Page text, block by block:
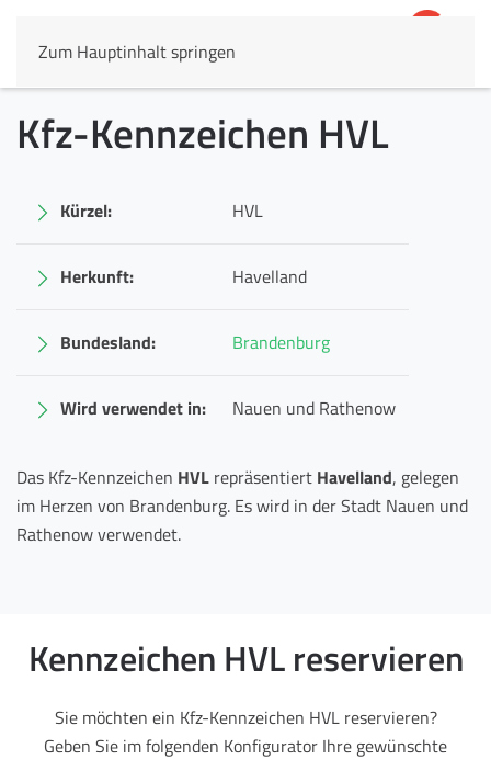
Zum Hauptinhalt springen
Kfz-Kennzeichen HVL
Kürzel: HVL
Herkunft: Havelland
Bundesland: Brandenburg
Wird verwendet in: Nauen und Rathenow
Das Kfz-Kennzeichen HVL repräsentiert Havelland, gelegen
im Herzen von Brandenburg. Es wird in der Stadt Nauen und
Rathenow verwendet.
Kennzeichen HVL reservieren
Sie möchten ein Kfz-Kennzeichen HVL reservieren?
Geben Sie im folgenden Konfigurator Ihre gewünschte